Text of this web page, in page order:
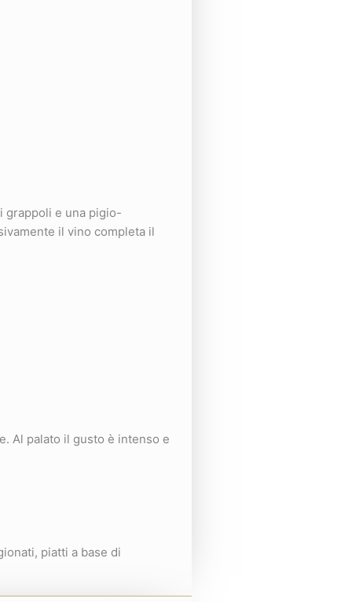
grappoli e una pigio-
il vino completa il
Al palato il gusto è intenso e
piatti a base di